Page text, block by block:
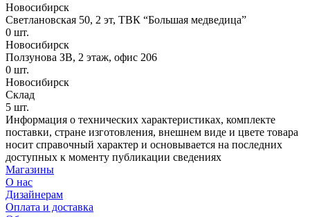
Новосибирск
Светлановская 50, 2 эт, ТВК “Большая медведица”
0 шт.
Новосибирск
Ползунова ЗВ, 2 этаж, офис 206
0 шт.
Новосибирск
Склад
5 шт.
Информация о технических характеристиках, комплекте
поставки, стране изготовления, внешнем виде и цвете товара
носит справочный характер и основывается на последних
доступных к моменту публикации сведениях
Магазины
О нас
Дизайнерам
Оплата и доставка